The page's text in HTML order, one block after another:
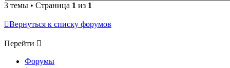
3 темы • Страница 1 из 1
Вернуться к списку форумов
Перейти
Форумы